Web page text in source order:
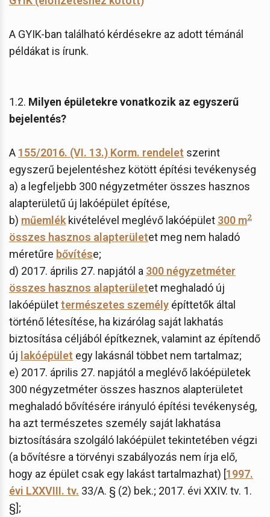
A GYIK-ban található kérdésekre az adott témánál
példákat is írunk.
1.2. Milyen épületekre vonatkozik az egyszerű
bejelentés?
A 155/2016. (VI. 13.) Korm. rendelet szerint
egyszerű bejelentéshez kötött építési tevékenység
a) a legfeljebb 300 négyzetméter összes hasznos
alapterületű új lakóépület építése,
b) műemlék kivételével meglévő lakóépület 300 m2
összes hasznos alapterületet meg nem haladó
méretűre bővítése;
d) 2017. április 27. napjától a 300 négyzetméter
összes hasznos alapterületet meghaladó új
lakóépülettermészetes személy építtetők által
történő létesítése, ha kizárólag saját lakhatás
biztosítása céljából építkeznek, valamint az építendő
új lakóépület egy lakásnál többet nem tartalmaz;
e) 2017. április 27. napjától a meglévő lakóépületek
300 négyzetméter összes hasznos alapterületet
meghaladó bővítésére irányuló építési tevékenység,
ha azt természetes személy saját lakhatása
biztosítására szolgáló lakóépület tekintetében végzi
(a bővítésre a törvényi szabályozás nem írja elő,
hogy az épület csak egy lakást tartalmazhat) [1997.
évi LXXVIII. tv. 33/A. § (2) bek.; 2017. évi XXIV. tv. 1.
§];